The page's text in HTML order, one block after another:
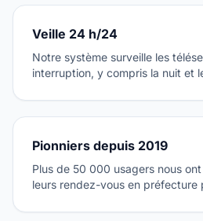
Veille 24 h/24
Notre système surveille les
interruption, y compris la nuit et
Pionniers depuis 2019
Plus de 50 000 usagers nous
leurs rendez-vous en préfecture